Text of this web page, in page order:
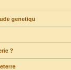
genetiqu
?